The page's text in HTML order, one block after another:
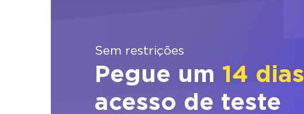
Sem restrições
Pegue um 14 dias
acesso de teste